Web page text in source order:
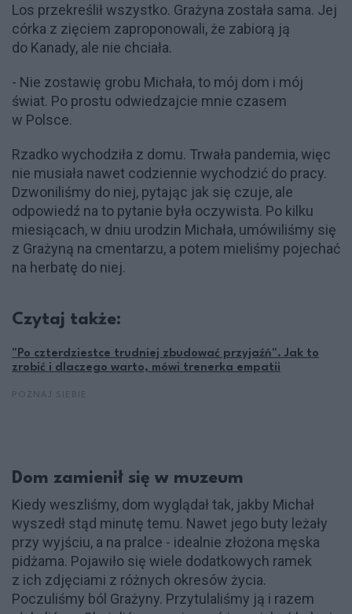
Los przekreślił wszystko. Grażyna została sama. Jej
córka z zięciem zaproponowali, że zabiorą ją
do Kanady, ale nie chciała.
- Nie zostawię grobu Michała, to mój dom i mój
świat. Po prostu odwiedzajcie mnie czasem
w Polsce.
Rzadko wychodziła z domu. Trwała pandemia, więc
nie musiała nawet codziennie wychodzić do pracy.
Dzwoniliśmy do niej, pytając jak się czuje, ale
odpowiedź na to pytanie była oczywista. Po kilku
miesiącach, w dniu urodzin Michała, umówiliśmy się
z Grażyną na cmentarzu, a potem mieliśmy pojechać
na herbatę do niej.
Czytaj także:
"Po czterdziestce trudniej zbudować przyjaźń". Jak to
zrobić i dlaczego warto, mówi trenerka empatii
Dom zamienił się w muzeum
Kiedy weszliśmy, dom wyglądał tak, jakby Michał
wyszedł stąd minutę temu. Nawet jego buty leżały
przy wyjściu, a na pralce - idealnie złożona męska
pidżama. Pojawiło się wiele dodatkowych ramek
z ich zdjęciami z różnych okresów życia.
Poczuliśmy ból Grażyny. Przytulaliśmy ją i razem